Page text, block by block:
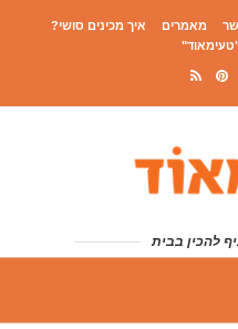
מאמרים
איך מכינים סושי?
להכין בבית